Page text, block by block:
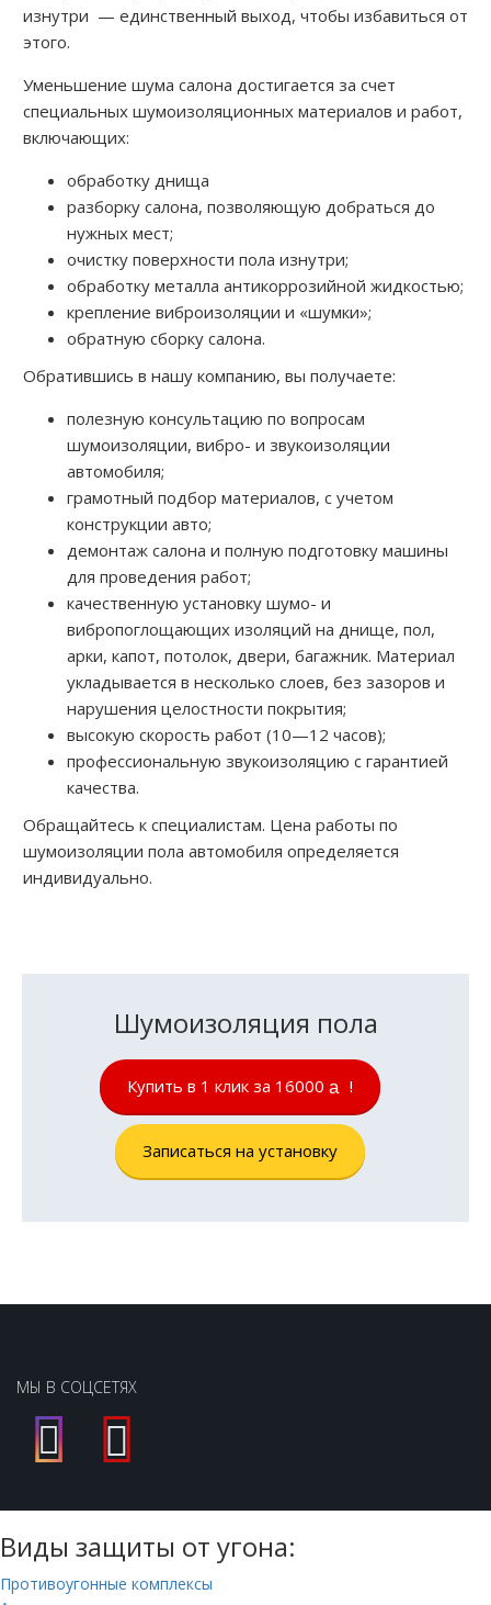
изнутри — единственный выход, чтобы избавиться от
этого.
Уменьшение шума салона достигается за счет
специальных шумоизоляционных материалов и работ,
включающих:
обработку днища
разборку салона, позволяющую добраться до
нужных мест;
очистку поверхности пола изнутри;
обработку металла антикоррозийной жидкостью;
крепление виброизоляции и «шумки»;
обратную сборку салона.
Обратившись в нашу компанию, вы получаете:
полезную консультацию по вопросам
шумоизоляции, вибро- и звукоизоляции
автомобиля;
грамотный подбор материалов, с учетом
конструкции авто;
демонтаж салона и полную подготовку машины
для проведения работ;
качественную установку шумо- и
вибропоглощающих изоляций на днище, пол,
арки, капот, потолок, двери, багажник. Материал
укладывается в несколько слоев, без зазоров и
нарушения целостности покрытия;
высокую скорость работ (10—12 часов);
профессиональную звукоизоляцию с гарантией
качества.
Обращайтесь к специалистам. Цена работы по
шумоизоляции пола автомобиля определяется
индивидуально.
Шумоизоляция пола
Купить в 1 клик за 16000 руб.
!
Записаться на установку
МЫ В СОЦСЕТЯХ
Виды защиты от угона:
Противоугонные комплексы